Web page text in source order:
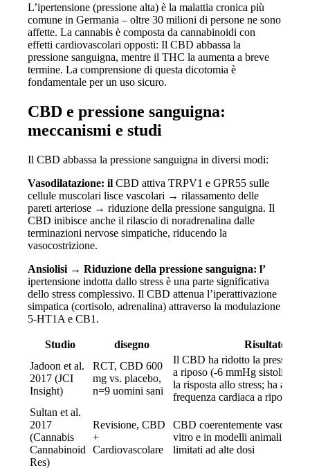
L’ipertensione (pressione alta) è la malattia cronica più
comune in Germania – oltre 30 milioni di persone ne sono
affette. La cannabis è composta da cannabinoidi con
effetti cardiovascolari opposti: Il CBD abbassa la
pressione sanguigna, mentre il THC la aumenta a breve
termine. La comprensione di questa dicotomia è
fondamentale per un uso sicuro.
CBD e pressione sanguigna:
meccanismi e studi
Il CBD abbassa la pressione sanguigna in diversi modi:
Vasodilatazione: il CBD attiva TRPV1 e GPR55 sulle
cellule muscolari lisce vascolari → rilassamento delle
pareti arteriose → riduzione della pressione sanguigna. Il
CBD inibisce anche il rilascio di noradrenalina dalle
terminazioni nervose simpatiche, riducendo la
vasocostrizione.
Ansiolisi → Riduzione della pressione sanguigna: l’
ipertensione indotta dallo stress è una parte significativa
dello stress complessivo. Il CBD attenua l’iperattivazione
simpatica (cortisolo, adrenalina) attraverso la modulazione
5-HT1A e CB1.
Studio disegno
Risultato
Jadoon et al.
2017 (JCI
Insight)
RCT, CBD 600
mg vs. placebo,
n=9 uomini sani
Il CBD ha ridotto la pressione
a riposo (-6 mmHg sistolica);
la risposta allo stress; ha
frequenza cardiaca a riposo
Sultan et al.
2017
(Cannabis
Cannabinoid
Res)
Revisione, CBD
+
Cardiovascolare
CBD coerentemente
vitro e in modelli animali; studi
limitati ad alte dosi